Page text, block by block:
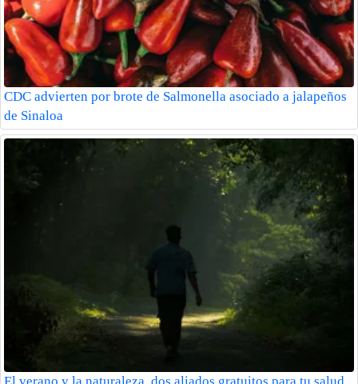
CDC advierten por brote de Salmonella asociado a jalapeños
de Sinaloa